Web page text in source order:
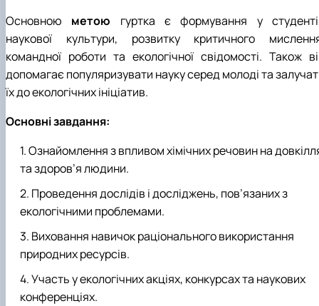
Основною метою гуртка є формування у
наукової культури, розвитку критичного
командної роботи та екологічної свідомості. Також
допомагає популяризувати науку серед молоді та
їх до екологічних ініціатив.
Основні завдання:
Ознайомлення з впливом хімічних речовин на
та здоров’я людини.
Проведення дослідів і досліджень, пов’язаних з
екологічними проблемами.
Виховання навичок раціонального використання
природних ресурсів.
Участь у екологічних акціях, конкурсах та наукових
конференціях.